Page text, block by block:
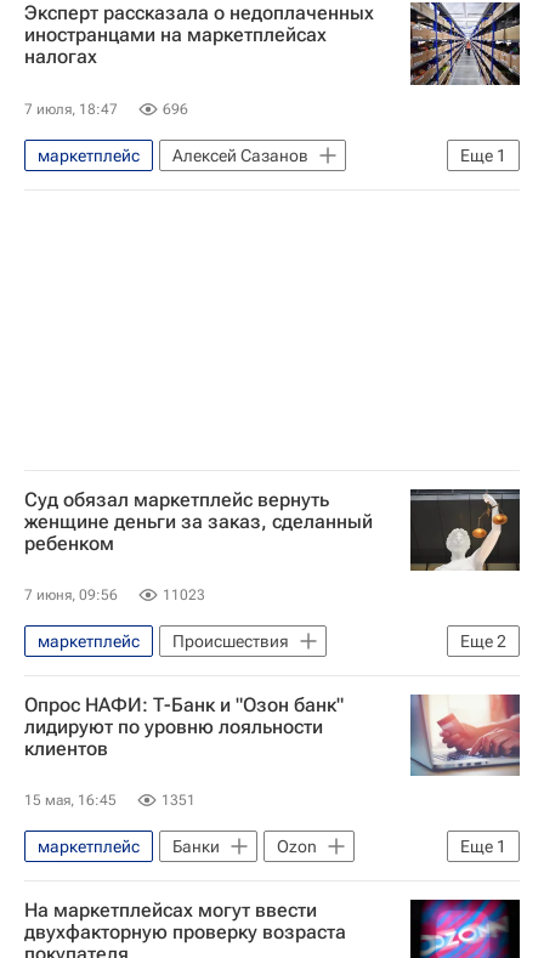
онлайн-торговля
Эксперт рассказала о недоплаченных
иностранцами на маркетплейсах
налогах
7 июля, 18:47 696
Еще 1
маркетплейс
Алексей Сазанов
Экономика
Суд обязал маркетплейс вернуть
женщине деньги за заказ, сделанный
ребенком
7 июня, 09:56 11023
Еще2
маркетплейс
Происшествия
Московский городской суд
Москва
Опрос НАФИ: Т-Банк и "Озон банк"
лидируют по уровню лояльности
клиентов
15 мая, 16:45 1351
Еще 1
маркетплейс Банки
Ozon
Т-Банк (АО «Тинькофф Банк»)
На маркетплейсах могут ввести
двухфакторную проверку возраста
покупателя